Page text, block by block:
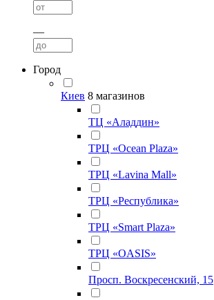
—
Город
Киев 8 магазинов
ТЦ «Аладдин»
ТРЦ «Ocean Plaza»
ТРЦ «Lavina Mall»
ТРЦ «Республика»
ТРЦ «Smart Plaza»
ТРЦ «OASIS»
Просп. Воскресенский, 15